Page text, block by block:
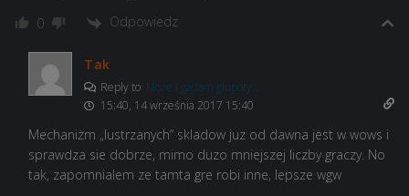
0 Odpowiedz
Tak
Reply to Może i gadam głupoty...
15:40, 14 września 2017 15:40
Mechanizm „lustrzanych” skladow juz od dawna jest w wows i
sprawdza sie dobrze, mimo duzo mniejszej liczby graczy. No
tak, zapomnialem ze tamta gre robi inne, lepsze wgw